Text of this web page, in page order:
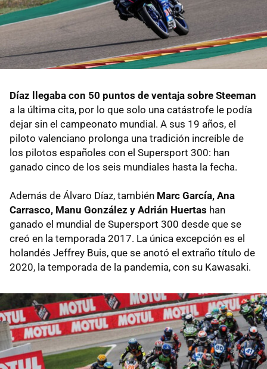
Díaz llegaba con 50 puntos de ventaja sobre Steeman
a la última cita, por lo que solo una catástrofe le podía
dejar sin el campeonato mundial. A sus 19 años, el
piloto valenciano prolonga una tradición increíble de
los pilotos españoles con el Supersport 300: han
ganado cinco de los seis mundiales hasta la fecha.
Además de Álvaro Díaz, también Marc García, Ana
Carrasco, Manu González y Adrián Huertas han
ganado el mundial de Supersport 300 desde que se
creó en la temporada 2017. La única excepción es el
holandés Jeffrey Buis, que se anotó el extraño título de
2020, la temporada de la pandemia, con su Kawasaki.